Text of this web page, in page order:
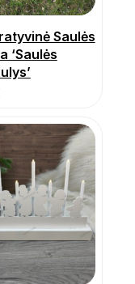
Saulės
‘Saulės